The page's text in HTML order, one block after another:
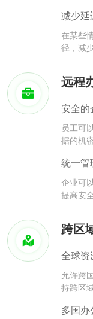
减少延
在某些
径，减
远程
安全的
员工可
据的机
统一管
企业可
提高安
跨区
全球资
允许跨
持跨区
多国办